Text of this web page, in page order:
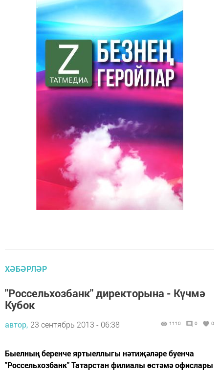
ХӘБӘРЛӘР
"Россельхозбанк" директорына - Күчмә
Кубок
автор, 23 сентябрь 2013 - 06:38 1110 0 0
Быелның беренче яртыеллыгы нәтиҗәләре буенча
"Россельхозбанк" Татарстан филиалы өстәмә офислары